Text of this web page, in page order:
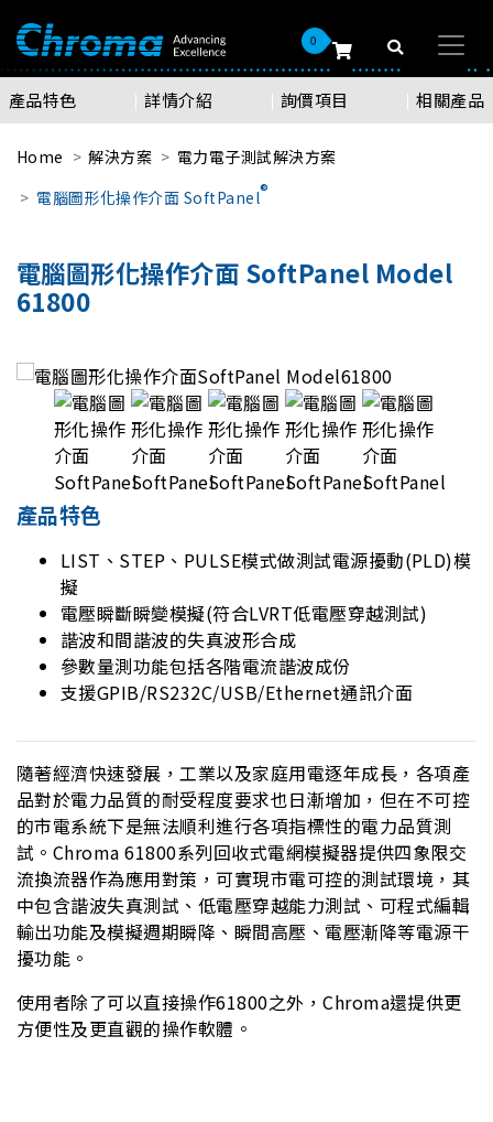
0
產品特色 詳情介紹 詢價項目 相關產品
Home 解決方案
電力電子測試解決方案
電腦圖形化操作介面 SoftPanel®
電腦圖形化操作介面 SoftPanel Model
61800
產品特色
LIST、STEP、PULSE模式做測試電源擾動(PLD)模
擬
電壓瞬斷瞬變模擬(符合LVRT低電壓穿越測試)
諧波和間諧波的失真波形合成
參數量測功能包括各階電流諧波成份
支援GPIB/RS232C/USB/Ethernet通訊介面
隨著經濟快速發展，工業以及家庭用電逐年成長，各項產
品對於電力品質的耐受程度要求也日漸增加，但在不可控
的市電系統下是無法順利進行各項指標性的電力品質測
試。Chroma 61800系列回收式電網模擬器提供四象限交
流換流器作為應用對策，可實現市電可控的測試環境，其
中包含諧波失真測試、低電壓穿越能力測試、可程式編輯
輸出功能及模擬週期瞬降、瞬間高壓、電壓漸降等電源干
擾功能。
使用者除了可以直接操作61800之外，Chroma還提供更
方便性及更直觀的操作軟體。